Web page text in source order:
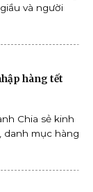
và người
hàng tết
Chia sẻ kinh
danh mục hàng